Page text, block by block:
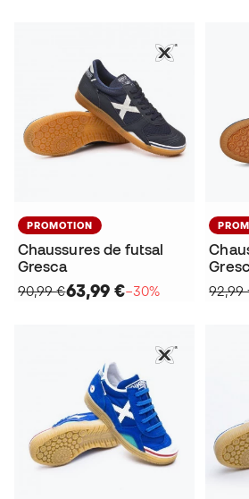
PROMOTION
Chaussures de futsal
Gresca
90,99 €63,99 €−30%
92,99